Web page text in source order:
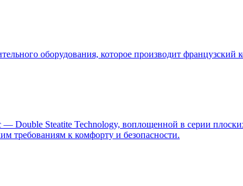
оборудования, которое производит
Double Steatite Technology, воплощенной в серии
требованиям к комфорту и безопасности.